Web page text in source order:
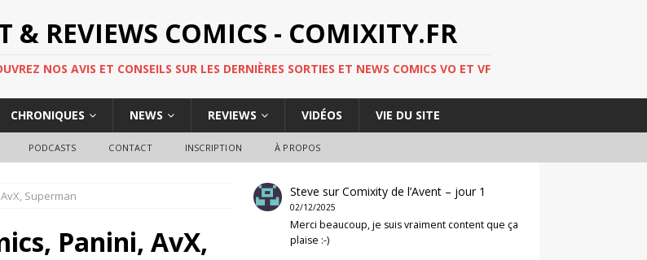
& REVIEWS COMICS - COMIXITY.FR
NOS AVIS ET CONSEILS SUR LES DERNIÈRES SORTIES ET NEWS COMICS VO ET VF
CHRONIQUES NEWS REVIEWS VIDÉOS VIE DU SITE
PODCASTS CONTACT INSCRIPTION À PROPOS
Superman
Panini, AvX,
Steve surComixity de l’Avent – jour 1
02/12/2025
Merci beaucoup, je suis vraiment content que ça
plaise :-)